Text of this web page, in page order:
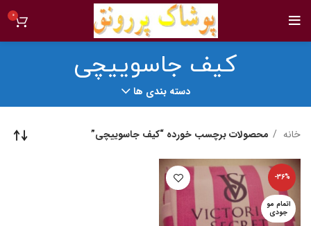
0
کیف جاسوییچی
دسته بندی ها
خانه محصولات برچسب خورده “کیف جاسوییچی”
-36%
اتمام مو
جودی